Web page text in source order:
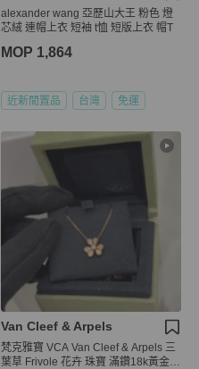
alexander wang 亞歷山大王 粉色 燈
芯絨 連帽上衣 短袖 t恤 短版上衣 帽T
MOP 1,864
近新閒置品 台灣 免運
Van Cleef & Arpels
梵克雅寶 VCA Van Cleef & Arpels 三
葉草 Frivole 花卉 珠寶 滿鑽18k黃金